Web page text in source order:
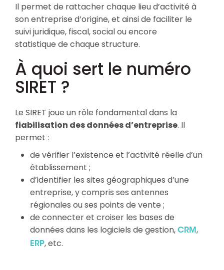
Il permet de rattacher chaque lieu d’activité à
son entreprise d’origine, et ainsi de faciliter le
suivi juridique, fiscal, social ou encore
statistique de chaque structure.
À quoi sert le numéro
SIRET ?
Le SIRET joue un rôle fondamental dans la
fiabilisation des données d’entreprise. Il
permet :
de vérifier l’existence et l’activité réelle d’un
établissement ;
d’identifier les sites géographiques d’une
entreprise, y compris ses antennes
régionales ou ses points de vente ;
de connecter et croiser les bases de
données dans les logiciels de gestion, CRM,
ERP, etc.